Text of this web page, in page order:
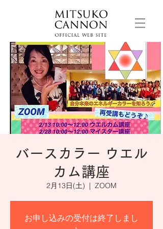
バースカラー ウエル
カム講座
2月13日(土)
  |
ZOOM
お申し込みの受付は終了しまし